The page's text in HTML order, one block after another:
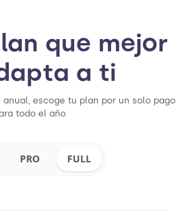
que mejor
a ti
escoge tu plan por un solo pago
todo el año
PRO FULL